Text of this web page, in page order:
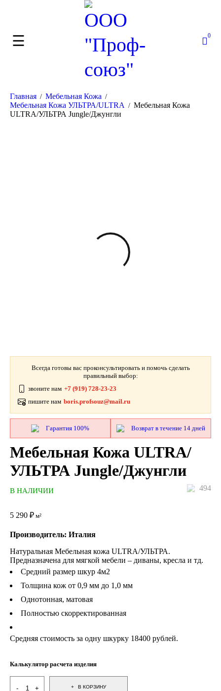
0
Главная / Мебельная Кожа /
Мебельная Кожа УЛЬТРА/ULTRA / Мебельная Кожа
ULTRA/УЛЬТРА Jungle/Джунгли
Всегда готовы вас проконсультировать и помочь сделать
правильный выбор:
звоните нам +7 (919) 728-23-23
пишите нам boris.profsouz@mail.ru
Гарантия 100% Возврат в течение 14 дней
Мебельная Кожа ULTRA/
УЛЬТРА Jungle/Джунгли
494
В НАЛИЧИИ
5 290 ₽ м²
Производитель: Италия
Натуральная Мебельная кожа ULTRA/УЛЬТРА.
Предназначена для мягкой мебели – диваны, кресла и тд.
Средний размер шкур 4м2
Толщина кож от 0,9 мм до 1,0 мм
Однотонная, матовая
Полностью скорректированная
Средняя стоимость за одну шкурку 18400 рублей.
Калькулятор расчета изделия
В КОРЗИНУ